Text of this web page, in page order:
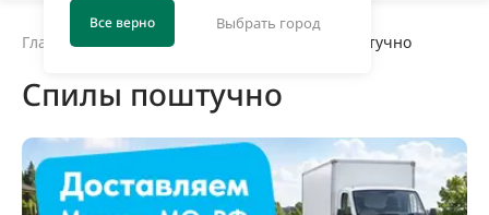
Все верно Выбрать город
Главная Садовый декор Спилы поштучно
Спилы поштучно
Товары в наличии